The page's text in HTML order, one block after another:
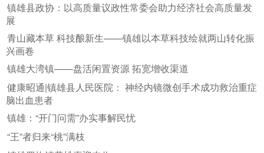
镇雄县政协：以高质量议政性常委会助力经济社会高质量发
展
青山藏本草 科技酿新生——镇雄以本草科技绘就两山转化振
兴画卷
镇雄大湾镇——盘活闲置资源 拓宽增收渠道
健康昭通|镇雄县人民医院： 神经内镜微创手术成功救治重症
脑出血患者
镇雄：“开门问需”办实事解民忧
“王”者归来“桃”满枝